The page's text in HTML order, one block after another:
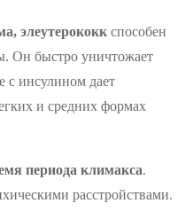
элеутерококк способен
Он быстро уничтожает
с инсулином дает
и средних формах
периода климакса.
расстройствами.